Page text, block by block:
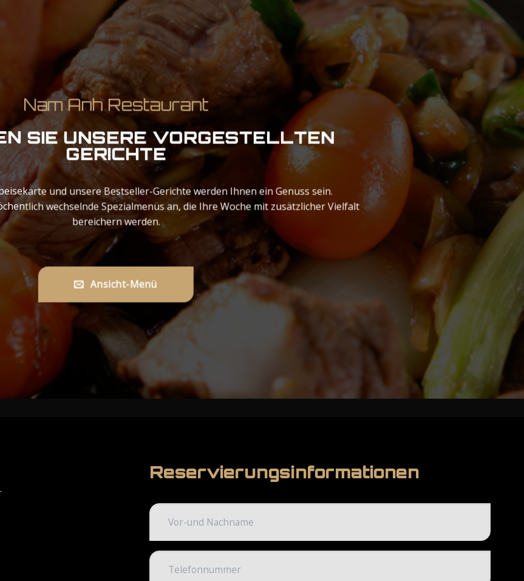
Nam Anh Restaurant
SIE UNSERE VORGESTELLTEN
GERICHTE
und unsere Bestseller-Gerichte werden Ihnen ein Genuss sein.
wechselnde Spezialmenüs an, die Ihre Woche mit zusätzlicher Vielfalt
bereichern werden.
Ansicht-Menü
Reservierungsinformationen